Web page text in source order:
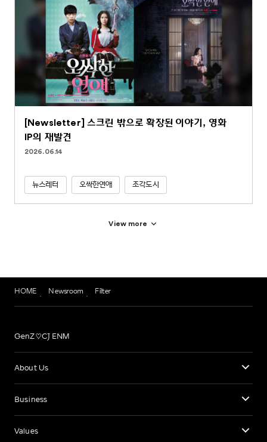
[Newsletter] 스크린 밖으로 확장된 이야기, 영화
IP의 재발견
2026.06.14
뉴스레터 오싹한연애 조각도시
View more
HOME Newsroom Filter
GenZ♡CJ ENM
About Us
Business
Values